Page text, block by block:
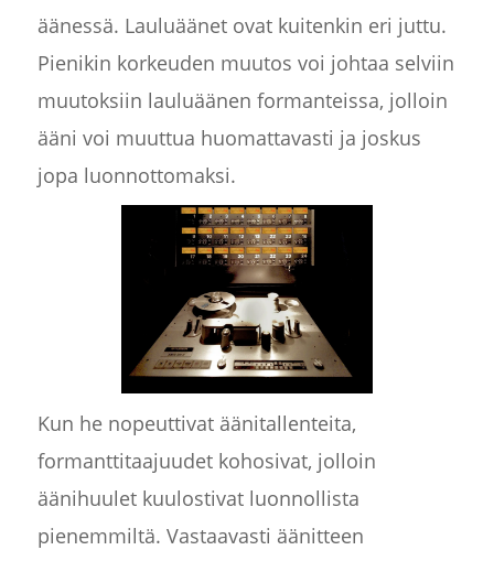
äänessä. Lauluäänet ovat kuitenkin eri juttu.
Pienikin korkeuden muutos voi johtaa selviin
muutoksiin lauluäänen formanteissa, jolloin
ääni voi muuttua huomattavasti ja joskus
jopa luonnottomaksi.
Kun he nopeuttivat äänitallenteita,
formanttitaajuudet kohosivat, jolloin
äänihuulet kuulostivat luonnollista
pienemmiltä. Vastaavasti äänitteen